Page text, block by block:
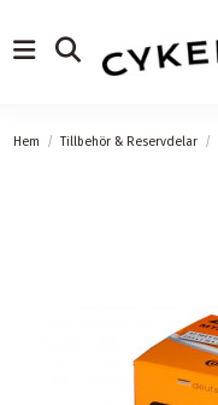
Hem Tillbehör & Reservdelar